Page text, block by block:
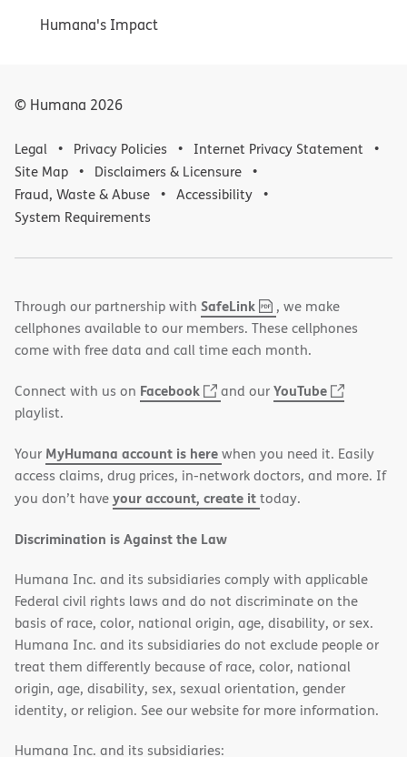
Humana's Impact
© Humana 2026
Legal Privacy Policies
Internet Privacy Statement
Site Map
Disclaimers & Licensure
Fraud, Waste & Abuse
Accessibility
System Requirements
Through our partnership with SafeLink,
PDF
(opens
in
new
, we make
cellphones available to our members. These cellphones
come with free data and call time each month.
Connect with us on Facebook
(opens
window)
and ourYouTube
(opens
window)
playlist.
Your MyHumana account is herewhen you need it. Easily
access claims, drug prices, in-network doctors, and more. If
you don’t haveyour account, create ittoday.
Discrimination is Against the Law
Humana Inc. and its subsidiaries comply with applicable
Federal civil rights laws and do not discriminate on the
basis of race, color, national origin, age, disability, or sex.
Humana Inc. and its subsidiaries do not exclude people or
treat them differently because of race, color, national
origin, age, disability, sex, sexual orientation, gender
identity, or religion. See our website for more information.
Humana Inc. and its subsidiaries: